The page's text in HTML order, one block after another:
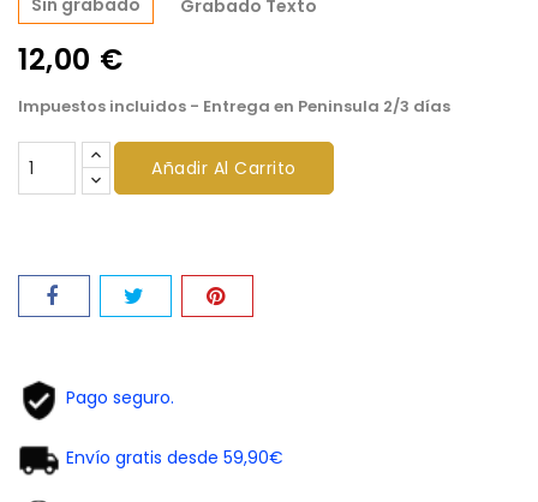
Sin grabado
Grabado Texto
12,00 €
Impuestos incluidos - Entrega en Peninsula 2/3 días
Añadir Al Carrito
Pago seguro.
Envío gratis desde 59,90€